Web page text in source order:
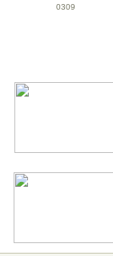
0309